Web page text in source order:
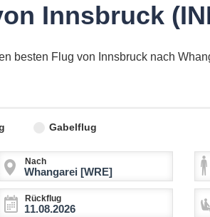
Innsbruck
besten Flug von Innsbruck nach
Gabelflug
Nach
Rückflug